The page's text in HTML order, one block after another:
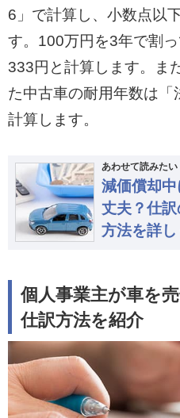
6」で計算し、小数点以
す。100万円を3年で割
333円と計算します。ま
た中古車の耐用年数は
計算します。
あわせて読みたい
減価償却
丈夫？仕
方法を詳
個人事業主が車を
仕訳方法を紹介